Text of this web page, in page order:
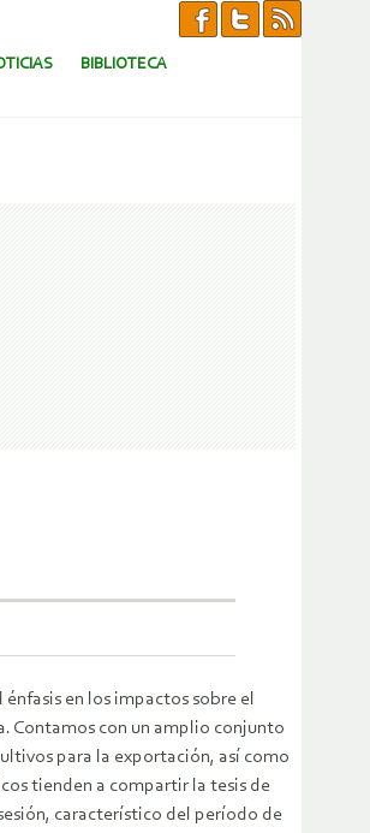
BIBLIOTECA
en los impactos sobre el
Contamos con un amplio conjunto
para la exportación, así como
tienden a compartir la tesis de
característico del período de